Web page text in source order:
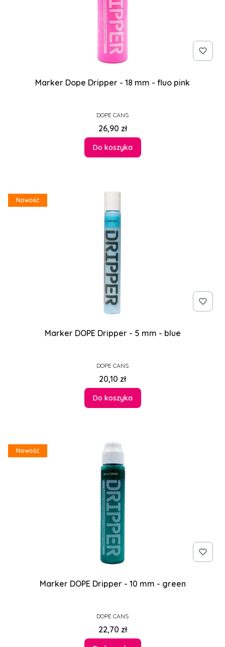
Marker Dope Dripper - 18 mm - fluo pink
PRODUCENT
DOPE CANS
Cena
26,90 zł
Do koszyka
Nowość
Marker DOPE Dripper - 5 mm - blue
PRODUCENT
DOPE CANS
Cena
20,10 zł
Do koszyka
Nowość
Marker DOPE Dripper - 10 mm - green
PRODUCENT
DOPE CANS
Cena
22,70 zł